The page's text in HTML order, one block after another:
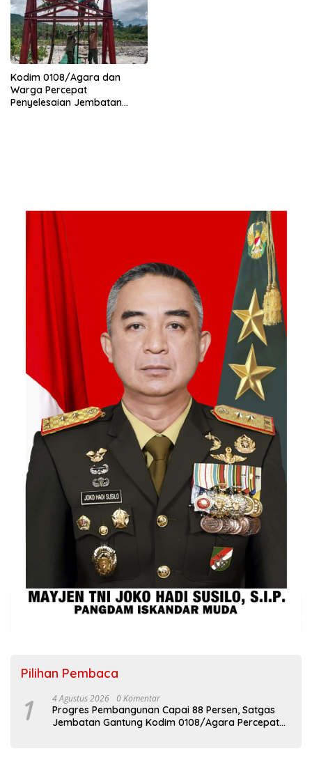
Kodim 0108/Agara dan
Warga Percepat
Penyelesaian Jembatan
Pilihan Pembaca
1 4 Agustus 2026 0 Komentar
Progres Pembangunan Capai 88 Persen, Satgas
Jembatan Gantung Kodim 0108/Agara Percepat